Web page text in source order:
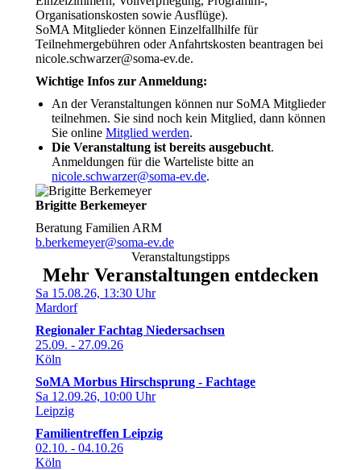
Organisationskosten sowie Ausflüge).
SoMA Mitglieder können Einzelfallhilfe für
Teilnehmergebühren oder Anfahrtskosten beantragen bei
nicole.schwarzer@soma-ev.de.
Wichtige Infos zur Anmeldung:
An der Veranstaltungen können nur SoMA Mitglieder
teilnehmen. Sie sind noch kein Mitglied, dann können
Sie online Mitglied werden.
Die Veranstaltung ist bereits ausgebucht.
Anmeldungen für die Warteliste bitte an
nicole.schwarzer@soma-ev.de.
Brigitte Berkemeyer
Beratung Familien ARM
b.berkemeyer@soma-ev.de
Veranstaltungstipps
Mehr Veranstaltungen entdecken
Sa 15.08.26, 13:30 Uhr
Mardorf
Regionaler Fachtag Niedersachsen
25.09. - 27.09.26
Köln
SoMA Morbus Hirschsprung - Fachtage
Sa 12.09.26, 10:00 Uhr
Leipzig
Familientreffen Leipzig
02.10. - 04.10.26
Köln